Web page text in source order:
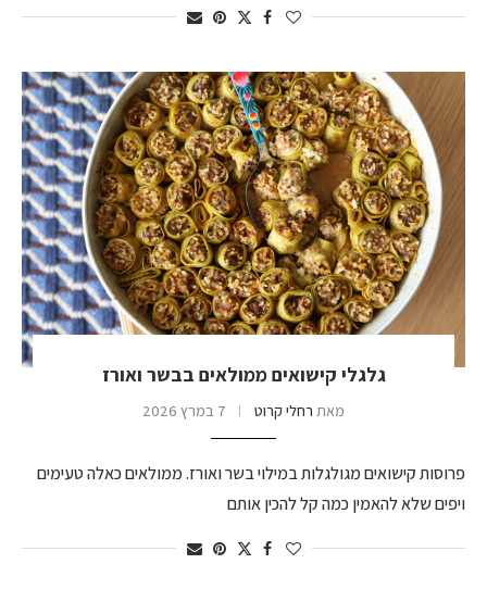
גלגלי קישואים ממולאים בבשר ואורז
מאת רחלי קרוט 7 במרץ 2026
פרוסות קישואים מגולגלות במילוי בשר ואורז. ממולאים כאלה טעימים
ויפים שלא להאמין כמה קל להכין אותם